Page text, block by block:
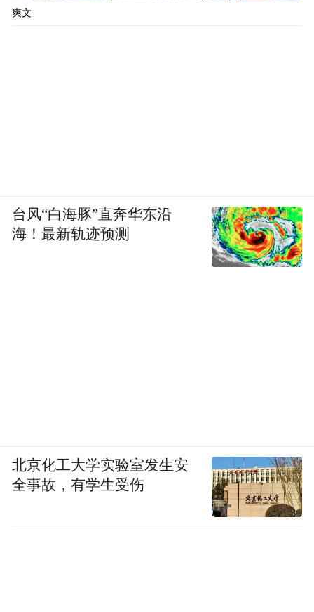
爽文
台风“白海豚”直奔华东沿
海！最新轨迹预测
北京化工大学实验室发生安
全事故，有学生受伤